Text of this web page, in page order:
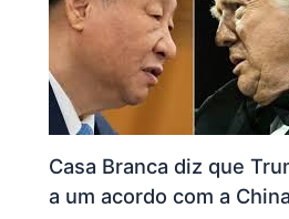
Casa Branca diz que
a um acordo com a China